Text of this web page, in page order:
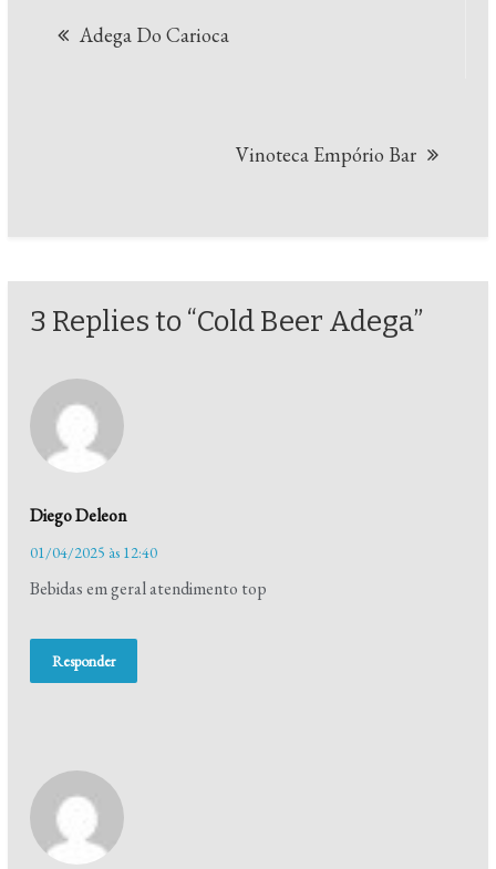
Adega Do Carioca
Vinoteca Empório Bar
3 Replies to “Cold Beer Adega”
Diego Deleon
01/04/2025 às 12:40
Bebidas em geral atendimento top
Responder